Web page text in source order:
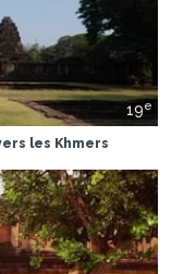
19e
les Khmers